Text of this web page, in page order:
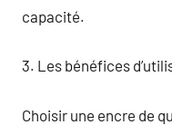
capacité.
3. Les bénéfices
Choisir une encre de